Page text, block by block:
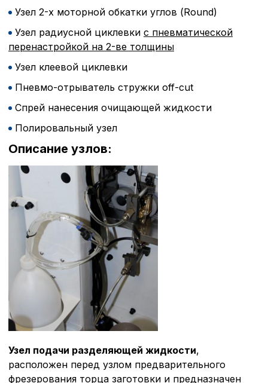
Узел 2-х моторной обкатки углов (Round)
Узел радиусной циклевки с пневматической
перенастройкой на 2-ве толщины
Узел клеевой циклевки
Пневмо-отрыватель стружки off-cut
Спрей нанесения очищающей жидкости
Полировальный узел
Описание узлов:
Узел подачи разделяющей жидкости,
расположен перед узлом предварительного
фрезерования торца заготовки и предназначен